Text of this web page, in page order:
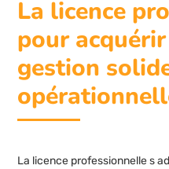
La licence
pour
gestion
La licence professionnelle s